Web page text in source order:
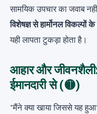
सामयिक उपचार का जवाब
विशेषज्ञ से हार्मोनल विकल्पों
यही लापता टुकड़ा होता है।
आहार और जीवनशैली:
ईमानदारी से (🟡)
"मैंने क्या खाया जिससे यह